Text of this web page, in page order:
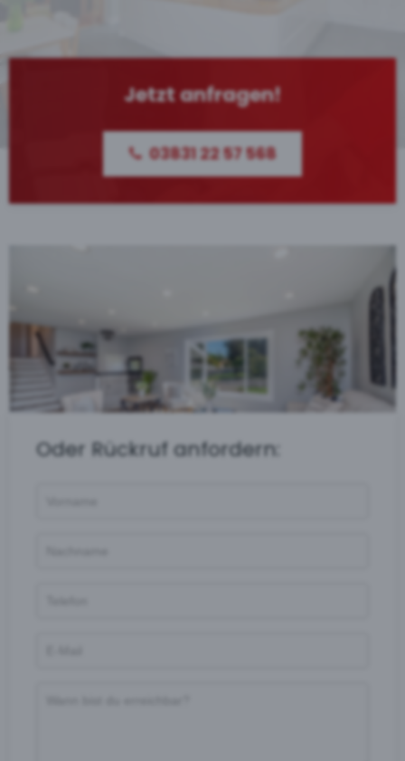
Jetzt anfragen!
03831 22 57 568
Oder Rückruf anfordern: